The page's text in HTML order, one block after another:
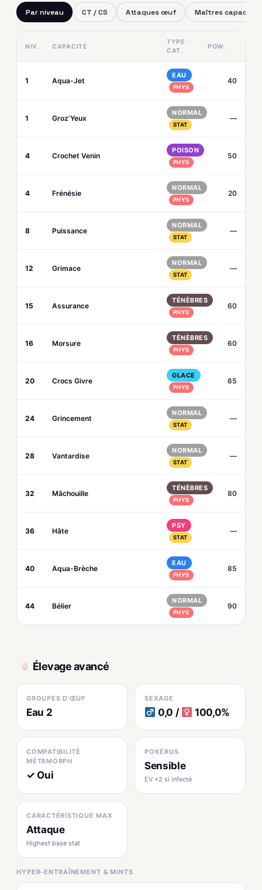
Par niveau CT / CS Attaques œuf Maîtres capacités
NIV. CAPACITÉ
TYPE ·
CAT.
POW.
1 Aqua-Jet
EAU
PHYS
40
1 Groz’Yeux
NORMAL
STAT
—
4 Crochet Venin
POISON
PHYS
50
4 Frénésie
NORMAL
PHYS
20
8 Puissance
NORMAL
STAT
—
12 Grimace
NORMAL
STAT
—
15 Assurance
TÉNÈBRES
PHYS
60
16 Morsure
TÉNÈBRES
PHYS
60
20 Crocs Givre
GLACE
PHYS
65
24 Grincement
NORMAL
STAT
—
28 Vantardise
NORMAL
STAT
—
32 Mâchouille
TÉNÈBRES
PHYS
80
36 Hâte
PSY
STAT
—
40 Aqua-Brèche
EAU
PHYS
85
44 Bélier
NORMAL
PHYS
90
Élevage avancé
GROUPES D'ŒUF
Eau 2
SEXAGE
0,0 / 100,0%
COMPATIBILITÉ
MÉTAMORPH
✓ Oui
POKÉRUS
Sensible
EV ×2 si infecté
CARACTÉRISTIQUE MAX
Attaque
Highest base stat
HYPER-ENTRAÎNEMENT & MINTS